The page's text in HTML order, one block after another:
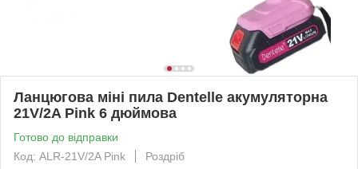
Ланцюгова міні пила Dentelle акумуляторна
21V/2A Pink 6 дюймова
Готово до відправки
Код: ALR-21V/2A Pink
Роздріб